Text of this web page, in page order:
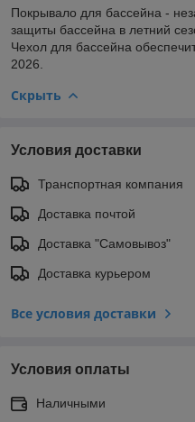
Покрывало для бассейна -
защиты бассейна в летний
Чехол для бассейна
2026.
Скрыть
Условия доставки
Транспортная компания
Доставка почтой
Доставка "Самовывоз"
Доставка курьером
Все условия доставки
Условия оплаты
Наличными